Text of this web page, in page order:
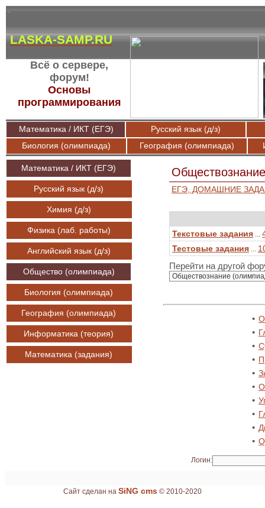
LASKA-SAMP.RU
Всё о сервере,
форум!
Основы
программирования
Математика / ИКТ (ЕГЭ) Русский язык (д/з)
Биология (олимпиада)
География (олимпиада)
Математика / ИКТ (ЕГЭ)
Русский язык (д/з)
Химия (д/з)
Физика (лаб. работы)
Английский язык (д/з)
Общество (олимпиада)
Биология (олимпиада)
География (олимпиада)
Информатика (теория)
Математика (задания)
ЕГЭ, ДОМАШНИЕ
Текстовые задания ...
Тестовые задания ...
Перейти на другой
•
•
•
•
•
•
•
•
•
•
Логин:
Сайт сделан на SiNG cms © 2010-2020